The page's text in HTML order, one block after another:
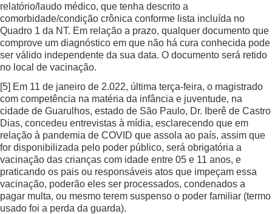
relatório/laudo médico, que tenha descrito a
comorbidade/condição crônica conforme lista incluída no
Quadro 1 da NT. Em relação a prazo, qualquer documento que
comprove um diagnóstico em que não há cura conhecida pode
ser válido independente da sua data. O documento será retido
no local de vacinação.
[5] Em 11 de janeiro de 2.022, última terça-feira, o magistrado
com competência na matéria da infância e juventude, na
cidade de Guarulhos, estado de São Paulo, Dr. Iberê de Castro
Dias, concedeu entrevistas à mídia, esclarecendo que em
relação à pandemia de COVID que assola ao país, assim que
for disponibilizada pelo poder público, será obrigatória a
vacinação das crianças com idade entre 05 e 11 anos, e
praticando os pais ou responsáveis atos que impeçam essa
vacinação, poderão eles ser processados, condenados a
pagar multa, ou mesmo terem suspenso o poder familiar (termo
usado foi a perda da guarda).